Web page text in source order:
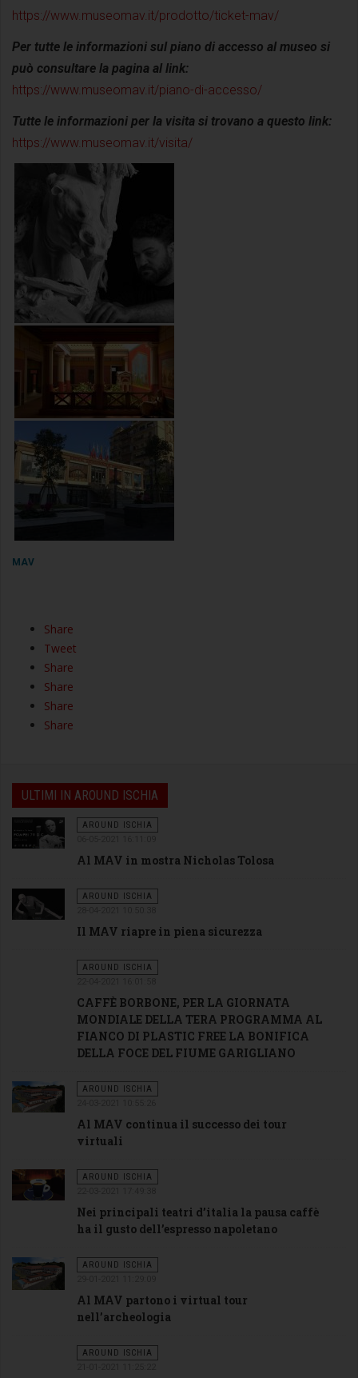
https://www.museomav.it/prodotto/ticket-mav/
Per tutte le informazioni sul piano di accesso al museo si
può consultare la pagina al link:
https://www.museomav.it/piano-di-accesso/
Tutte le informazioni per la visita si trovano a questo link:
https://www.museomav.it/visita/
MAV
Share
Tweet
Share
Share
Share
Share
ULTIMI IN AROUND ISCHIA
AROUND ISCHIA
Al MAV in mostra Nicholas Tolosa
AROUND ISCHIA
Il MAV riapre in piena sicurezza
AROUND ISCHIA
CAFFÈ BORBONE, PER LA GIORNATA
MONDIALE DELLA TERA PROGRAMMA AL
FIANCO DI PLASTIC FREE LA BONIFICA
DELLA FOCE DEL FIUME GARIGLIANO
AROUND ISCHIA
Al MAV continua il successo dei tour
virtuali
AROUND ISCHIA
Nei principali teatri d’italia la pausa caffè
ha il gusto dell’espresso napoletano
AROUND ISCHIA
Al MAV partono i virtual tour
nell’archeologia
AROUND ISCHIA